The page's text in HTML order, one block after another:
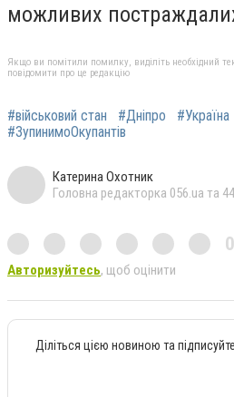
можливих
Якщо ви помітили помилку, виділіть необхідний
повідомити про це редакцію
#військовий стан #Дніпро #Україна
#ЗупинимоОкупантів
Катерина Охотник
Головна редакторка 056.ua та
Авторизуйтесь, щоб оцінити
Діліться цією новиною та